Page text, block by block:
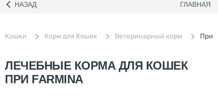
НАЗАД ГЛАВНАЯ
Кошки Корм для Кошек Ветеринарный корм При
ЛЕЧЕБНЫЕ КОРМА ДЛЯ КОШЕК
ПРИ FARMINA